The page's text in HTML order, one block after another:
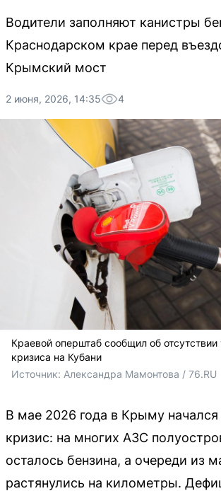
Водители заполняют канистры
Краснодарском крае перед
Крымский мост
2 июня, 2026, 14:35 4
Краевой оперштаб сообщил об отсутствии
кризиса на Кубани
Источник: Александра Мамонтова / 76.RU
В мае 2026 года в Крыму
кризис: на многих АЗС
осталось бензина, а очереди из
растянулись на километры.